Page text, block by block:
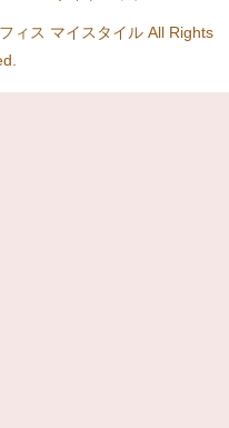
ィス マイスタイル All Rights